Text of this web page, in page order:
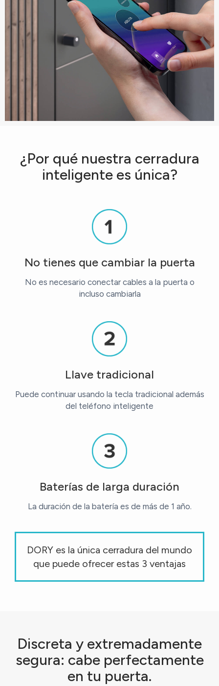
¿Por qué nuestra cerradura
inteligente es única?
No tienes que cambiar la puerta
No es necesario conectar cables a la puerta o
incluso cambiarla
Llave tradicional
Puede continuar usando la tecla tradicional además
del teléfono inteligente
Baterías de larga duración
La duración de la batería es de más de 1 año.
DORY es la única cerradura del mundo
que puede ofrecer estas 3 ventajas
Discreta y extremadamente
segura: cabe perfectamente
en tu puerta.